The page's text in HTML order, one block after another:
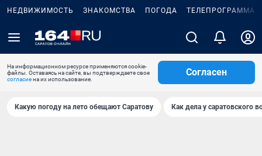
НЕДВИЖИМОСТЬ ЗНАКОМСТВА ПОГОДА ТЕЛЕПРОГРАММА
На информационном ресурсе применяются cookie-
файлы. Оставаясь на сайте, вы подтверждаете свое
согласиена их использование.
Согласен
Какую погоду на лето обещают Саратову Как дела у саратовского